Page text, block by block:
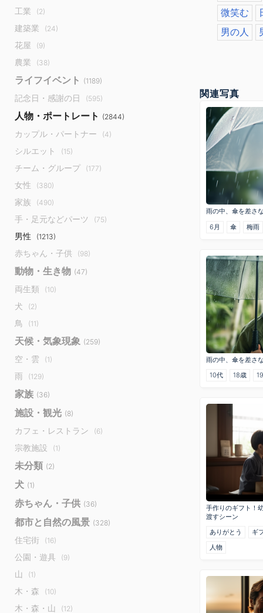
工業 (2)
建築業 (24)
花屋 (9)
農業 (38)
ライフイベント (1189)
記念日・感謝の日 (595)
人物・ポートレート (2844)
カップル・パートナー (4)
シルエット (15)
チーム・グループ (177)
女性 (380)
家族 (490)
手・足元などパーツ (75)
男性 (1213)
赤ちゃん・子供 (98)
動物・生き物 (47)
両生類 (10)
犬 (2)
鳥 (11)
天候・気象現象 (259)
空・雲 (1)
雨 (129)
家族 (36)
施設・観光 (8)
カフェ・レストラン (6)
宗教施設 (1)
未分類 (2)
犬 (1)
赤ちゃん・子供 (36)
都市と自然の風景 (328)
住宅街 (16)
公園・遊具 (9)
山 (1)
木・森 (10)
木・森・山 (12)
微笑む
男の人
関連写真
雨の中、傘を差さ
6月
傘 梅雨
雨の中、傘を差さ
10代
18歳
手作りのギフト！
渡すシーン
ありがとう
ギ
人物